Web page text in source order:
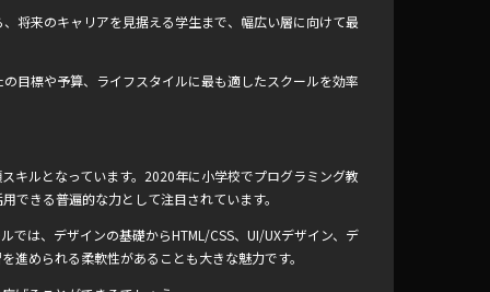
将来のキャリアを見据える学生まで、幅広い層に向けて最
目標や予算、ライフスタイルに最も適したスクールを効率
キルとなっています。2020年に小学校でプログラミング教
きる普遍的な力として注目されています。
は、デザインの基礎からHTML/CSS、UI/UXデザイン、デ
められる柔軟性があることも大きな魅力です。